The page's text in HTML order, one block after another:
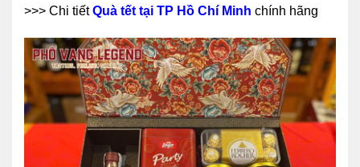
>>> Chi tiếtQuà tết tại TP Hồ Chí Minh chính hãng